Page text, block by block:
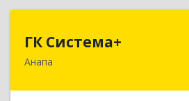
ГК Система+
Анапа353450, Краснодарский